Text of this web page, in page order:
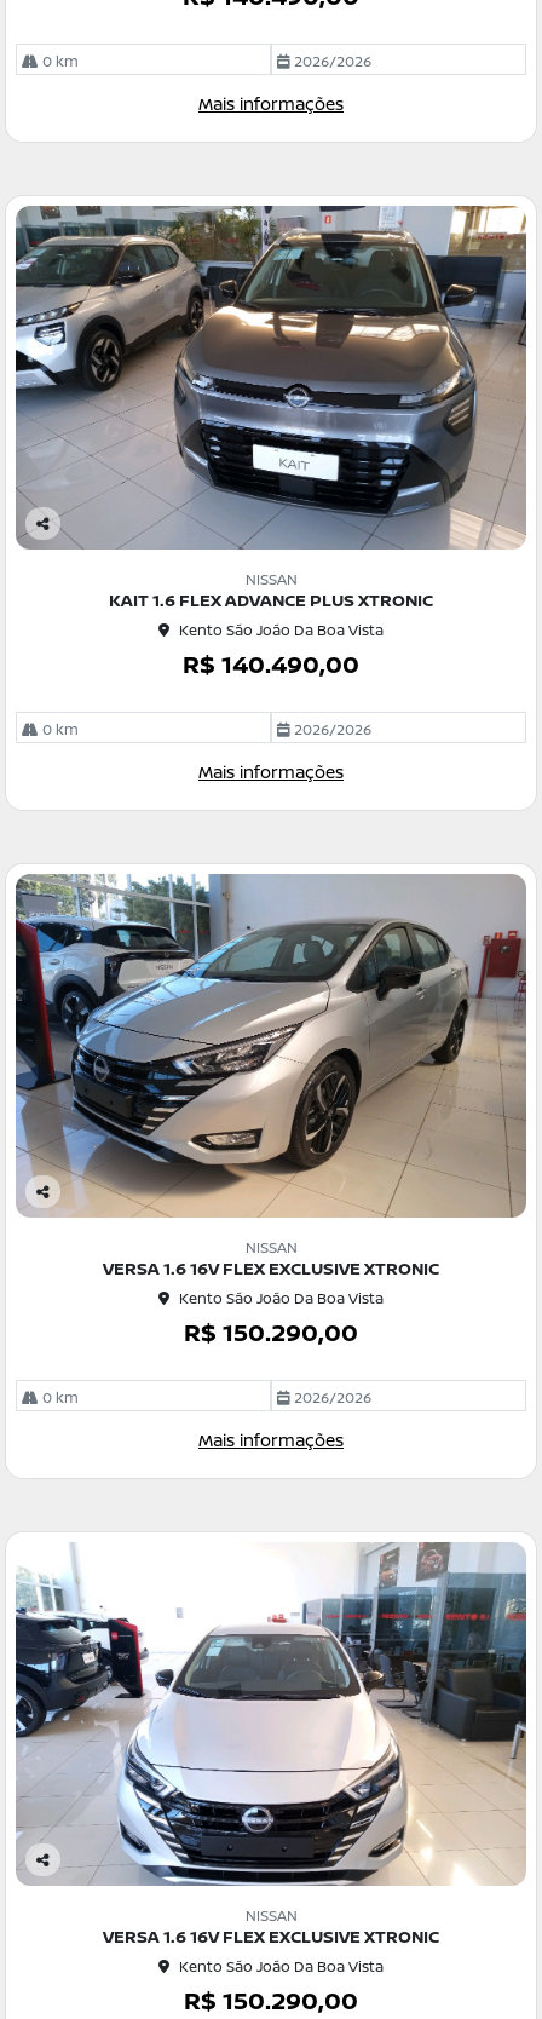
0 km 2026/2026
Mais informações
Co
NISSAN
KAIT 1.6 FLEX ADVANCE PLUS XTRONIC
Kento São João Da Boa Vista
R$ 140.490,00
0 km 2026/2026
Mais informações
Co
NISSAN
VERSA 1.6 16V FLEX EXCLUSIVE XTRONIC
Kento São João Da Boa Vista
R$ 150.290,00
0 km 2026/2026
Mais informações
Co
NISSAN
VERSA 1.6 16V FLEX EXCLUSIVE XTRONIC
Kento São João Da Boa Vista
R$ 150.290,00